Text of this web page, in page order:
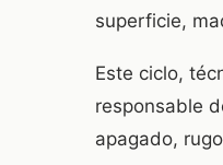
superficie,
Este ciclo,
responsable
apagado,